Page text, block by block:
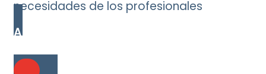
necesidades de los profesionales
Acceso Edikio
a una cara.